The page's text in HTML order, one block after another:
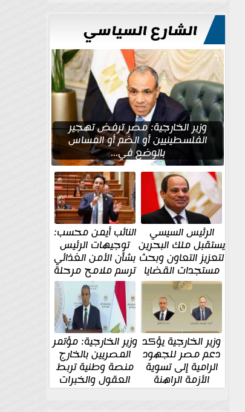
للتعميرالشارع السياسي
وزير الخارجية: مصر ترفض تهجير
الفلسطينيين أو الضم أو المساس
بالوضع في...
الرئيس السيسي
يستقبل ملك البحرين
لتعزيز التعاون وبحث
مستجدات القضايا
الإقليمية والدولية
النائب أيمن محسب:
توجيهات الرئيس
بشأن الأمن الغذائي
ترسم ملامح مرحلة
جديدة
وزير الخارجية يؤكد
دعم مصر للجهود
الرامية إلى تسوية
الأزمة الراهنة
وزير الخارجية: مؤتمر
المصريين بالخارج
منصة وطنية تربط
العقول والخبرات
المصرية بالدولة